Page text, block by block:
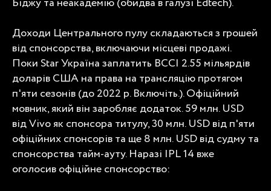
Біджу та неакадемію (обидва в галузі Edtech).
Доходи Центрального пулу складаються з грошей
від спонсорства, включаючи місцеві продажі.
Поки Star Україна заплатить BCCI 2.55 мільярдів
доларів США на права на трансляцію протягом
п'яти сезонів (до 2022 р. Включіть.). Офіційний
мовник, який він заробляє додаток. 59 млн. USD
від Vivo як спонсора титулу, 30 млн. USD від п'яти
офіційних спонсорів та ще 8 млн. USD від судму та
спонсорства тайм-ауту. Наразі IPL 14 вже
оголосив офіційне спонсорство: